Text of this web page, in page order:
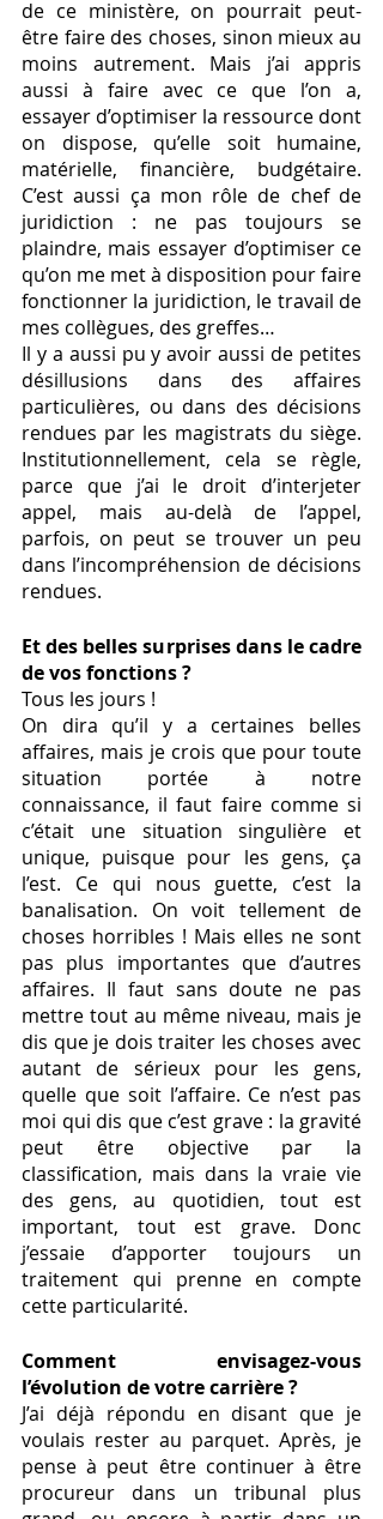
de ce ministère, on pourrait peut-
être faire des choses, sinon mieux au
moins autrement. Mais j’ai appris
aussi à faire avec ce que l’on a,
essayer d’optimiser la ressource dont
on dispose, qu’elle soit humaine,
matérielle, financière, budgétaire.
C’est aussi ça mon rôle de chef de
juridiction : ne pas toujours se
plaindre, mais essayer d’optimiser ce
qu’on me met à disposition pour faire
fonctionner la juridiction, le travail de
mes collègues, des greffes…
Il y a aussi pu y avoir aussi de petites
désillusions dans des affaires
particulières, ou dans des décisions
rendues par les magistrats du siège.
Institutionnellement, cela se règle,
parce que j’ai le droit d’interjeter
appel, mais au-delà de l’appel,
parfois, on peut se trouver un peu
dans l’incompréhension de décisions
rendues.
Et des belles surprises dans le cadre
de vos fonctions ?
Tous les jours !
On dira qu’il y a certaines belles
affaires, mais je crois que pour toute
situation portée à notre
connaissance, il faut faire comme si
c’était une situation singulière et
unique, puisque pour les gens, ça
l’est. Ce qui nous guette, c’est la
banalisation. On voit tellement de
choses horribles ! Mais elles ne sont
pas plus importantes que d’autres
affaires. Il faut sans doute ne pas
mettre tout au même niveau, mais je
dis que je dois traiter les choses avec
autant de sérieux pour les gens,
quelle que soit l’affaire. Ce n’est pas
moi qui dis que c’est grave : la gravité
peut être objective par la
classification, mais dans la vraie vie
des gens, au quotidien, tout est
important, tout est grave. Donc
j’essaie d’apporter toujours un
traitement qui prenne en compte
cette particularité.
Comment envisagez-vous
l’évolution de votre carrière ?
J’ai déjà répondu en disant que je
voulais rester au parquet. Après, je
pense à peut être continuer à être
procureur dans un tribunal plus